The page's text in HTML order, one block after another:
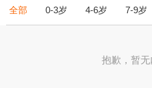
全部 0-3岁 4-6岁 7-9岁
抱歉，暂无